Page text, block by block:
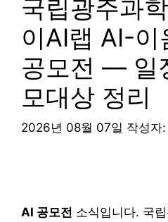
국립광주과
이AI랩 AI-이
공모전 — 일
모대상 정리
2026년 08월 07일 작성자:
AI 공모전 소식입니다. 국